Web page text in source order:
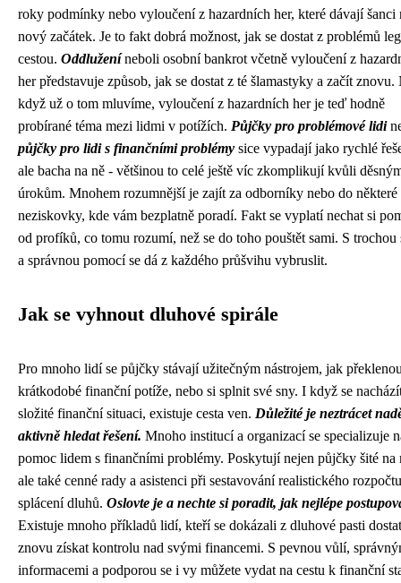
roky podmínky nebo vyloučení z hazardních her, které dávají šanci
nový začátek. Je to fakt dobrá možnost, jak se dostat z problémů
cestou. Oddluženíneboli osobní bankrot včetně vyloučení z
her představuje způsob, jak se dostat z té šlamastyky a začít znovu.
když už o tom mluvíme, vyloučení z hazardních her je teď hodně
probírané téma mezi lidmi v potížích. Půjčky pro problémové lidi
půjčky pro lidi s finančními problémy sice vypadají jako rychlé
ale bacha na ně - většinou to celé ještě víc zkomplikují kvůli
úrokům. Mnohem rozumnější je zajít za odborníky nebo do některé
neziskovky, kde vám bezplatně poradí. Fakt se vyplatí nechat si
od profíků, co tomu rozumí, než se do toho pouštět sami. S trochou
a správnou pomocí se dá z každého průšvihu vybruslit.
Jak se vyhnout dluhové spirále
Pro mnoho lidí se půjčky stávají užitečným nástrojem, jak
krátkodobé finanční potíže, nebo si splnit své sny. I když se
složité finanční situaci, existuje cesta ven. Důležité je neztrácet
aktivně hledat řešení. Mnoho institucí a organizací se specializuje
pomoc lidem s finančními problémy. Poskytují nejen půjčky šité na
ale také cenné rady a asistenci při sestavování realistického
splácení dluhů. Oslovte je a nechte si poradit, jak nejlépe
Existuje mnoho příkladů lidí, kteří se dokázali z dluhové pasti
znovu získat kontrolu nad svými financemi. S pevnou vůlí,
informacemi a podporou se i vy můžete vydat na cestu k finanční